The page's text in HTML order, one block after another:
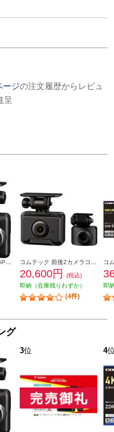
ージの注文履歴からレビュ
呈
20,600円
(税込)
即納（在庫残りわずか）
(4件)
即
グ
3位 4